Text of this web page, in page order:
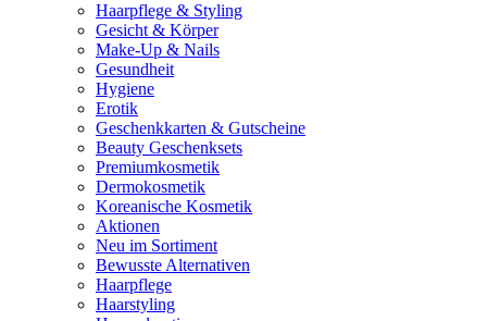
Haarpflege & Styling
Gesicht & Körper
Make-Up & Nails
Gesundheit
Hygiene
Erotik
Geschenkkarten & Gutscheine
Beauty Geschenksets
Premiumkosmetik
Dermokosmetik
Koreanische Kosmetik
Aktionen
Neu im Sortiment
Bewusste Alternativen
Haarpflege
Haarstyling